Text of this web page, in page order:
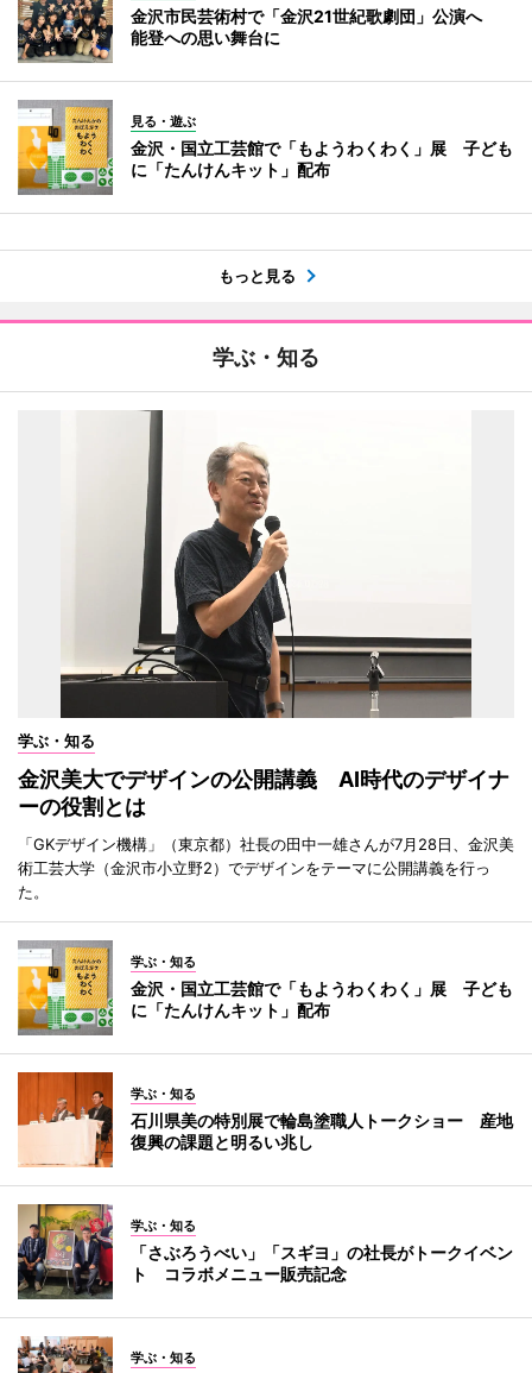
金沢市民芸術村で「金沢21世紀歌劇団」公演へ
能登への思い舞台に
見る・遊ぶ
金沢・国立工芸館で「もようわくわく」展 子ども
に「たんけんキット」配布
もっと見る
学ぶ・知る
学ぶ・知る
金沢美大でデザインの公開講義 AI時代のデザイナ
ーの役割とは
「GKデザイン機構」（東京都）社長の田中一雄さんが7月28日、金沢美
術工芸大学（金沢市小立野2）でデザインをテーマに公開講義を行っ
た。
学ぶ・知る
金沢・国立工芸館で「もようわくわく」展 子ども
に「たんけんキット」配布
学ぶ・知る
石川県美の特別展で輪島塗職人トークショー 産地
復興の課題と明るい兆し
学ぶ・知る
「さぶろうべい」「スギヨ」の社長がトークイベン
ト コラボメニュー販売記念
学ぶ・知る